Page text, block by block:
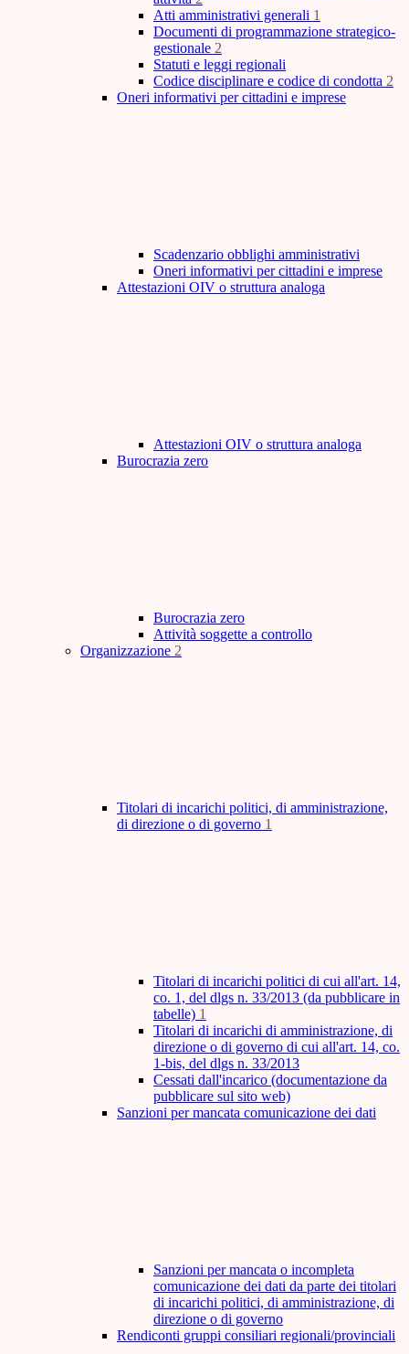
Atti amministrativi generali 1
Documenti di programmazione strategico-
gestionale 2
Statuti e leggi regionali
Codice disciplinare e codice di condotta 2
Oneri informativi per cittadini e imprese
Scadenzario obblighi amministrativi
Oneri informativi per cittadini e imprese
Attestazioni OIV o struttura analoga
Attestazioni OIV o struttura analoga
Burocrazia zero
Burocrazia zero
Attività soggette a controllo
Organizzazione 2
Titolari di incarichi politici, di amministrazione,
di direzione o di governo 1
Titolari di incarichi politici di cui all'art. 14,
co. 1, del dlgs n. 33/2013 (da pubblicare in
tabelle) 1
Titolari di incarichi di amministrazione, di
direzione o di governo di cui all'art. 14, co.
1-bis, del dlgs n. 33/2013
Cessati dall'incarico (documentazione da
pubblicare sul sito web)
Sanzioni per mancata comunicazione dei dati
Sanzioni per mancata o incompleta
comunicazione dei dati da parte dei titolari
di incarichi politici, di amministrazione, di
direzione o di governo
Rendiconti gruppi consiliari regionali/provinciali